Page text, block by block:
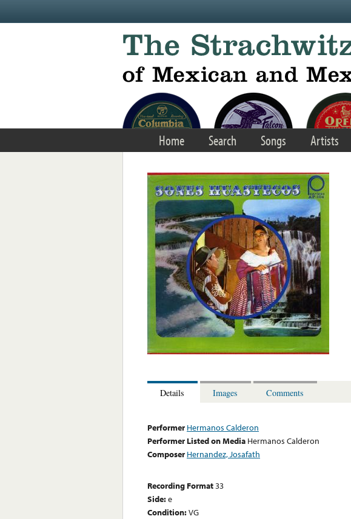
Home Search Songs Artists
Details Images Comments
Performer Hermanos Calderon
Performer Listed on Media Hermanos Calderon
Composer Hernandez, Josafath
Recording Format33
Side:e
Condition:VG